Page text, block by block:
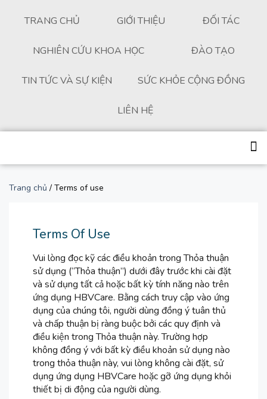
TRANG CHỦ GIỚI THIỆU ĐỐI TÁC
NGHIÊN CỨU KHOA HỌC ĐÀO TẠO
TIN TỨC VÀ SỰ KIỆN SỨC KHỎE CỘNG ĐỒNG
LIÊN HỆ
Trang chủ / Terms of use
Terms Of Use
Vui lòng đọc kỹ các điều khoản trong Thỏa thuận
sử dụng (“Thỏa thuận”) dưới đây trước khi cài đặt
và sử dụng tất cả hoặc bất kỳ tính năng nào trên
ứng dụng HBVCare. Bằng cách truy cập vào ứng
dụng của chúng tôi, người dùng đồng ý tuân thủ
và chấp thuận bị ràng buộc bởi các quy định và
điều kiện trong Thỏa thuận này. Trường hợp
không đồng ý với bất kỳ điều khoản sử dụng nào
trong thỏa thuận này, vui lòng không cài đặt, sử
dụng ứng dụng HBVCare hoặc gỡ ứng dụng khỏi
thiết bị di động của người dùng.